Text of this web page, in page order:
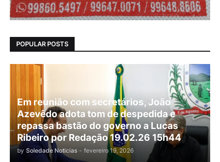
POPULAR POSTS
Em reunião com secretários, João
Azevêdo adota tom de despedida e
repassa bastão do governo a Lucas
Ribeiro por Redação 19.02.26 15h44
by Soledade Noticias - fevereiro 19, 2026